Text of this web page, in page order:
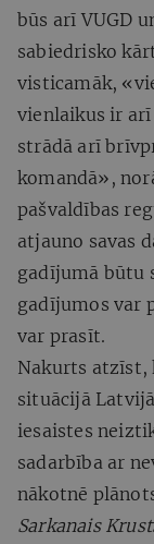
būs arī VUGD
sabiedrisko
visticamāk,
vienlaikus ir arī
strādā arī
komandā»,
pašvaldības
atjauno savas
gadījumā būtu
gadījumos var
var prasīt.
Nakurts atzīst,
situācijā
iesaistes
sadarbība ar
nākotnē
Sarkanais